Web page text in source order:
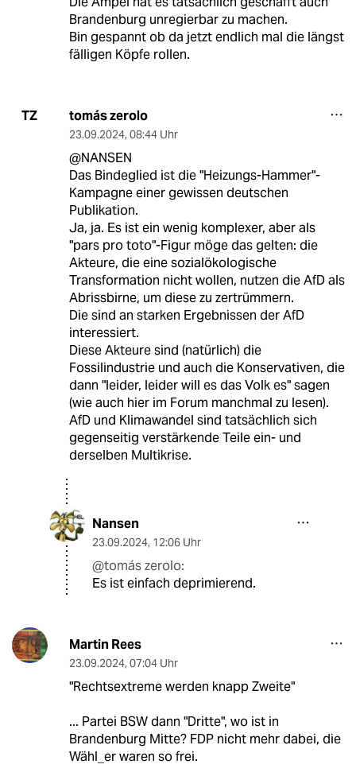
Brandenburg unregierbar zu machen.
Bin gespannt ob da jetzt endlich mal die längst
fälligen Köpfe rollen.
TZ tomás zerolo
23.09.2024, 08:44 Uhr
@NANSEN
Das Bindeglied ist die "Heizungs-Hammer"-
Kampagne einer gewissen deutschen
Publikation.
Ja, ja. Es ist ein wenig komplexer, aber als
"pars pro toto"-Figur möge das gelten: die
Akteure, die eine sozialökologische
Transformation nicht wollen, nutzen die AfD als
Abrissbirne, um diese zu zertrümmern.
Die sind an starken Ergebnissen der AfD
interessiert.
Diese Akteure sind (natürlich) die
Fossilindustrie und auch die Konservativen, die
dann "leider, leider will es das Volk es" sagen
(wie auch hier im Forum manchmal zu lesen).
AfD und Klimawandel sind tatsächlich sich
gegenseitig verstärkende Teile ein- und
derselben Multikrise.
Nansen
23.09.2024, 12:06 Uhr
@tomás zerolo:
Es ist einfach deprimierend.
Martin Rees
23.09.2024, 07:04 Uhr
"Rechtsextreme werden knapp Zweite"
... Partei BSW dann "Dritte", wo ist in
Brandenburg Mitte? FDP nicht mehr dabei, die
Wähl_er waren so frei.